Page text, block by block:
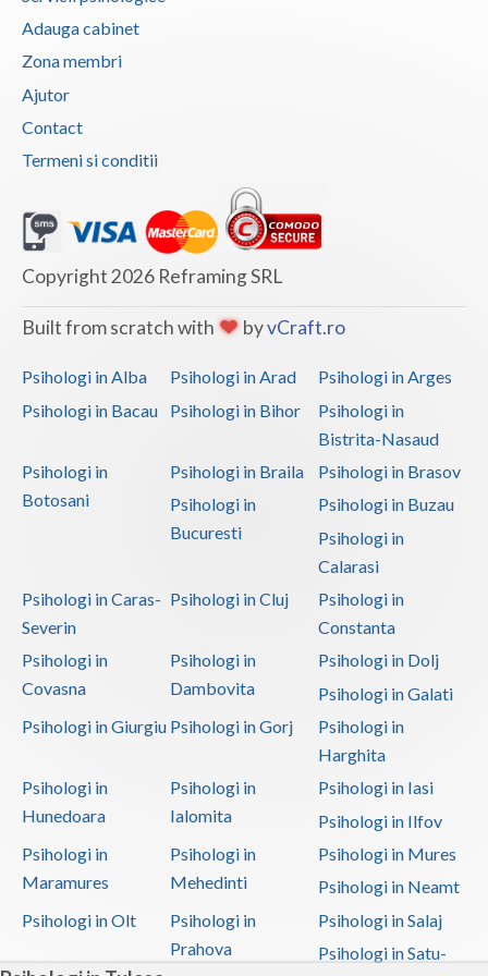
Terapie suportiva pentru persoanele care sufera... (1)
Terapii de scurta durata (1)
Adauga cabinet
Zona membri
Ajutor
Contact
Termeni si conditii
Copyright 2026 Reframing SRL
Built from scratch with byvCraft.ro
Psihologi in Alba Psihologi in Arad
Psihologi in Arges
Psihologi in Bacau
Psihologi in Bihor
Psihologi in
Bistrita-Nasaud
Psihologi in
Botosani
Psihologi in Braila
Psihologi in Brasov
Psihologi in
Bucuresti
Psihologi in Buzau
Psihologi in
Calarasi
Psihologi in Caras-
Severin
Psihologi in Cluj
Psihologi in
Constanta
Psihologi in
Covasna
Psihologi in
Dambovita
Psihologi in Dolj
Psihologi in Galati
Psihologi in Giurgiu Psihologi in Gorj
Psihologi in
Harghita
Psihologi in
Hunedoara
Psihologi in
Ialomita
Psihologi in Iasi
Psihologi in Ilfov
Psihologi in
Maramures
Psihologi in
Mehedinti
Psihologi in Mures
Psihologi in Neamt
Psihologi in Olt
Psihologi in
Prahova
Psihologi in Salaj
Psihologi in Satu-